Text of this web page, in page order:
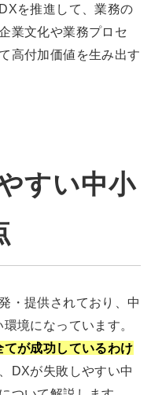
を推進して、業務の
業文化や業務プロセ
高付加価値を生み出す
すい中小
・提供されており、中
境になっています。
が成功しているわけ
DXが失敗しやすい中